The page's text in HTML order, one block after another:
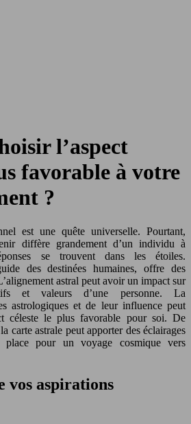
l’aspect
favorable à votre
?
est une quête universelle. Pourtant,
diffère grandement d’un individu à
se trouvent dans les étoiles.
des destinées humaines, offre des
astral peut avoir un impact sur
et valeurs d’une personne. La
astrologiques et de leur influence peut
céleste le plus favorable pour soi. De
carte astrale peut apporter des éclairages
place pour un voyage cosmique vers
vos aspirations